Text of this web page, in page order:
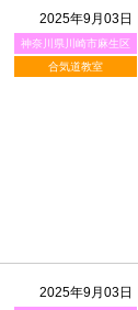
2025年9月03日
神奈川県川崎市麻生区
合気道教室
2025年9月03日